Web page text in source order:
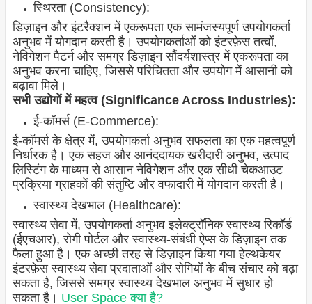
स्थिरता (Consistency):
डिज़ाइन और इंटरैक्शन में एकरूपता एक सामंजस्यपूर्ण उपयोगकर्ता
अनुभव में योगदान करती है। उपयोगकर्ताओं को इंटरफ़ेस तत्वों,
नेविगेशन पैटर्न और समग्र डिज़ाइन सौंदर्यशास्त्र में एकरूपता का
अनुभव करना चाहिए, जिससे परिचितता और उपयोग में आसानी को
बढ़ावा मिले।
सभी उद्योगों में महत्व (Significance Across Industries):
ई-कॉमर्स (E-Commerce):
ई-कॉमर्स के क्षेत्र में, उपयोगकर्ता अनुभव सफलता का एक महत्वपूर्ण
निर्धारक है। एक सहज और आनंददायक खरीदारी अनुभव, उत्पाद
लिस्टिंग के माध्यम से आसान नेविगेशन और एक सीधी चेकआउट
प्रक्रिया ग्राहकों की संतुष्टि और वफादारी में योगदान करती है।
स्वास्थ्य देखभाल (Healthcare):
स्वास्थ्य सेवा में, उपयोगकर्ता अनुभव इलेक्ट्रॉनिक स्वास्थ्य रिकॉर्ड
(ईएचआर), रोगी पोर्टल और स्वास्थ्य-संबंधी ऐप्स के डिज़ाइन तक
फैला हुआ है। एक अच्छी तरह से डिज़ाइन किया गया हेल्थकेयर
इंटरफ़ेस स्वास्थ्य सेवा प्रदाताओं और रोगियों के बीच संचार को बढ़ा
सकता है, जिससे समग्र स्वास्थ्य देखभाल अनुभव में सुधार हो
सकता है। User Space क्या है?